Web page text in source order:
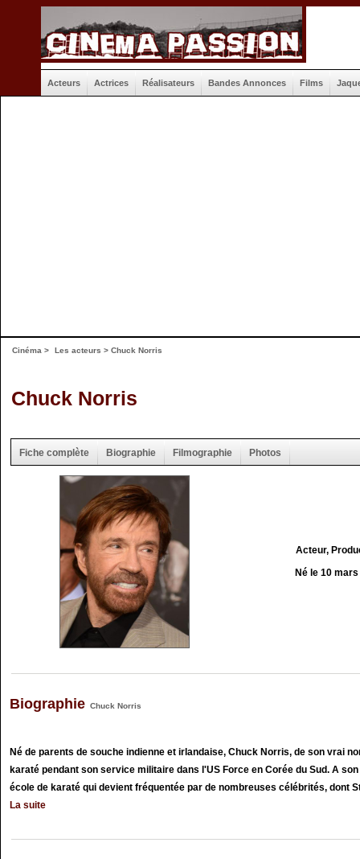
Acteurs Actrices Réalisateurs Bandes Annonces Films
Cinéma > Les acteurs > Chuck Norris
Chuck Norris
Fiche complète Biographie Filmographie Photos
Acteur,
Né le 10
Biographie Chuck Norris
Né de parents de souche indienne et irlandaise, Chuck Norris, de son vrai
karaté pendant son service militaire dans l'US Force en Corée du Sud. A
école de karaté qui devient fréquentée par de nombreuses célébrités, dont
La suite